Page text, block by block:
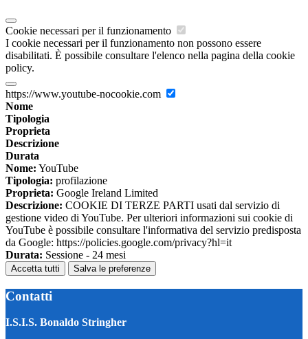
Cookie necessari per il funzionamento
I cookie necessari per il funzionamento non possono essere
disabilitati. È possibile consultare l'elenco nella pagina della cookie
policy.
https://www.youtube-nocookie.com
Nome
Tipologia
Proprieta
Descrizione
Durata
Nome: YouTube
Tipologia: profilazione
Proprieta: Google Ireland Limited
Descrizione: COOKIE DI TERZE PARTI usati dal servizio di
gestione video di YouTube. Per ulteriori informazioni sui cookie di
YouTube è possibile consultare l'informativa del servizio predisposta
da Google: https://policies.google.com/privacy?hl=it
Durata: Sessione - 24 mesi
Accetta tutti Salva le preferenze
Contatti
I.S.I.S. Bonaldo Stringher